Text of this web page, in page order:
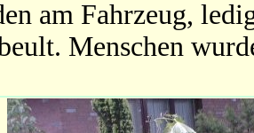
am Fahrzeug,
Menschen